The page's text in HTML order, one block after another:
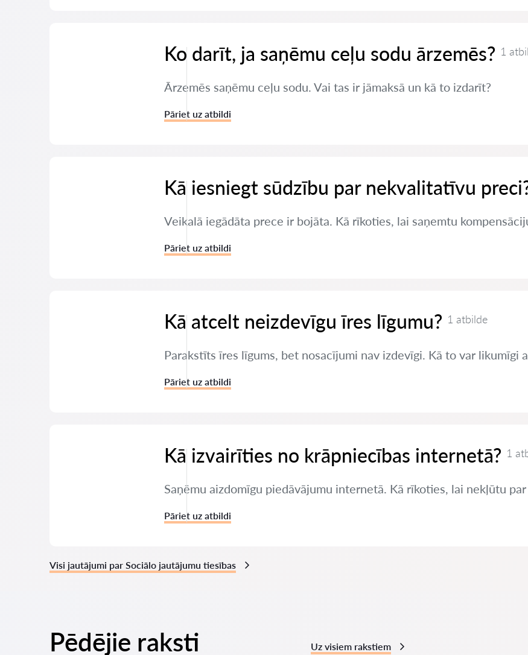
Ko darīt, ja saņēmu ceļu sodu ārzemēs? 1
Ārzemēs saņēmu ceļu sodu. Vai tas ir jāmaksā un kā to izdarīt?
Pāriet uz atbildi
Kā iesniegt sūdzību par nekvalitatīvu
Veikalā iegādāta prece ir bojāta. Kā rīkoties, lai saņemtu
Pāriet uz atbildi
Kā atcelt neizdevīgu īres līgumu? 1 atbilde
Parakstīts īres līgums, bet nosacījumi nav izdevīgi. Kā to var likumīgi
Pāriet uz atbildi
Kā izvairīties no krāpniecības internetā? 1
Saņēmu aizdomīgu piedāvājumu internetā. Kā rīkoties, lai nekļūtu
Pāriet uz atbildi
Visi jautājumi par Sociālo jautājumu tiesības
Pēdējie raksti Uz visiem rakstiem